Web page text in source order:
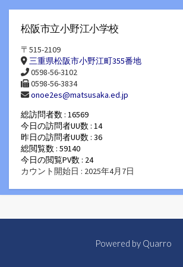
松阪市立小野江小学校
〒515-2109
三重県松阪市小野江町355番地
0598-56-3102
0598-56-3834
onoe2es@matsusaka.ed.jp
総訪問者数 : 16569
今日の訪問者UU数 : 14
昨日の訪問者UU数 : 36
総閲覧数 : 59140
今日の閲覧PV数 : 24
カウント開始日 : 2025年4月7日
Powered by Quarro